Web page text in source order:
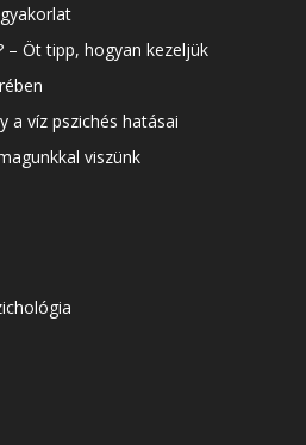
– Öt tipp, hogyan kezeljük
a víz pszichés hatásai
viszünk